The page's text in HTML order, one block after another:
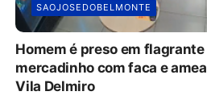
SAOJOSEDOBELMONTE
Homem é preso em
mercadinho com faca e
Vila Delmiro